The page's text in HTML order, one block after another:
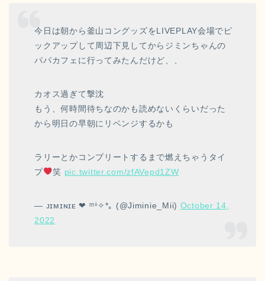
今日は朝から釜山コングッズをLIVEPLAY会場でピ
ックアップして周辺下見してからジミンちゃんの
パパカフェに行ってみたんだけど、、
カオス過ぎて撃沈
もう、何時間待ちなのかも読めないくらいだった
から明日の早朝にリベンジするかも
ラリーとかコンプリートするまで燃えちゃうタイ
プ
‍笑 pic.twitter.com/zfAVepd1ZW
— ᴊɪᴍɪɴɪᴇ ❤︎ ᵐⁱⁱ✧*｡ (@Jiminie_Mii) October 14,
2022